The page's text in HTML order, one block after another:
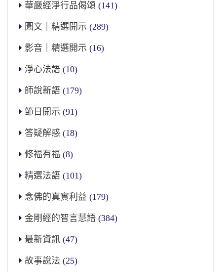
華嚴經淨行品偈頌 (141)
圖文｜精選開示 (289)
影音｜精選開示 (16)
淨心法語 (10)
師說新語 (179)
節日開示 (91)
答疑解惑 (18)
修福有福 (8)
精選法語 (101)
念佛的真實利益 (179)
金剛經的智言慧語 (384)
最新資訊 (47)
故事說法 (25)